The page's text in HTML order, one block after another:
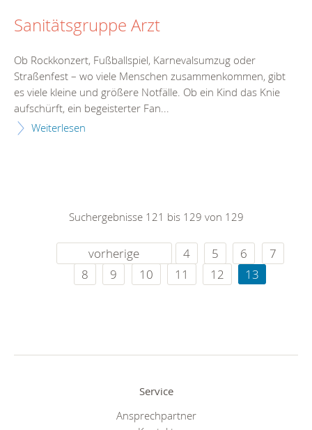
Sanitätsgruppe Arzt
Ob Rockkonzert, Fußballspiel, Karnevalsumzug oder
Straßenfest – wo viele Menschen zusammenkommen, gibt
es viele kleine und größere Notfälle. Ob ein Kind das Knie
aufschürft, ein begeisterter Fan...
Weiterlesen
Suchergebnisse 121 bis 129 von 129
vorherige 4 5 6
7
8
9 10 11 12 13
Service
Ansprechpartner